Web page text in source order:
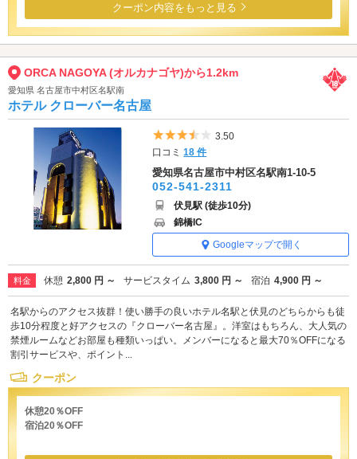
クーポン内容をもっと見る
ORCA NAGOYA (オルカナゴヤ)から1.2km
愛知県 名古屋市中村区名駅南
ホテル クローバー名古屋
5つ星のうち3.5
3.50
口コミ18 件
愛知県名古屋市中村区名駅南1-10-5
052-541-2311
伏見駅 (徒歩10分)
錦橋IC
Googleマップで開く
料金 休憩 2,800 円 ～ サービスタイム 3,800 円 ～ 宿泊 4,900 円 ～
名駅からのアクセス抜群！使い勝手の良いホテル名駅と伏見のどちらからも徒
歩10分程度と好アクセスの『クローバー名古屋』。洋室はもちろん、大人気の
禁煙ルームなどお部屋も種類いっぱい。メンバーになると最大70％OFFになる
割引サービスや、ポイント...
クーポン
休憩20％OFF
宿泊20％OFF